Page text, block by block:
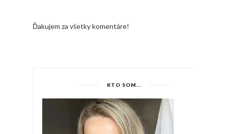
Ďakujem za všetky komentáre!
KTO SOM...